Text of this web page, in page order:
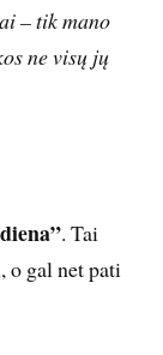
– tik mano
ne visų jų
. Tai
o gal net pati